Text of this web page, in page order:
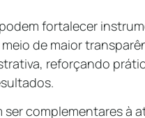
fortalecer
de maior
reforçando
ser complementares à